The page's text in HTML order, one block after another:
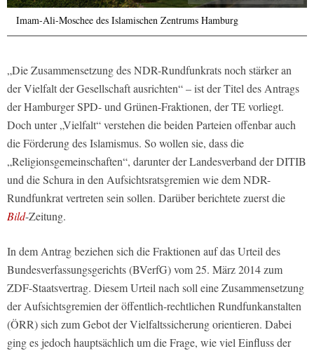
Imam-Ali-Moschee des Islamischen Zentrums Hamburg
„Die Zusammensetzung des NDR-Rundfunkrats noch stärker an
der Vielfalt der Gesellschaft ausrichten“ – ist der Titel des Antrags
der Hamburger SPD- und Grünen-Fraktionen, der TE vorliegt.
Doch unter „Vielfalt“ verstehen die beiden Parteien offenbar auch
die Förderung des Islamismus. So wollen sie, dass die
„Religionsgemeinschaften“, darunter der Landesverband der DITIB
und die Schura in den Aufsichtsratsgremien wie dem NDR-
Rundfunkrat vertreten sein sollen. Darüber berichtete zuerst die
Bild-Zeitung.
In dem Antrag beziehen sich die Fraktionen auf das Urteil des
Bundesverfassungsgerichts (BVerfG) vom 25. März 2014 zum
ZDF-Staatsvertrag. Diesem Urteil nach soll eine Zusammensetzung
der Aufsichtsgremien der öffentlich-rechtlichen Rundfunkanstalten
(ÖRR) sich zum Gebot der Vielfaltssicherung orientieren. Dabei
ging es jedoch hauptsächlich um die Frage, wie viel Einfluss der